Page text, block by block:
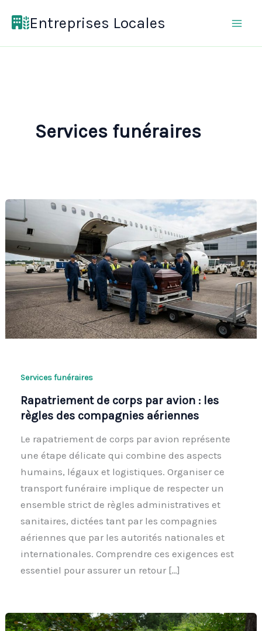
Entreprises Locales
Services funéraires
Services funéraires
Rapatriement de corps par avion : les
règles des compagnies aériennes
Le rapatriement de corps par avion représente
une étape délicate qui combine des aspects
humains, légaux et logistiques. Organiser ce
transport funéraire implique de respecter un
ensemble strict de règles administratives et
sanitaires, dictées tant par les compagnies
aériennes que par les autorités nationales et
internationales. Comprendre ces exigences est
essentiel pour assurer un retour […]